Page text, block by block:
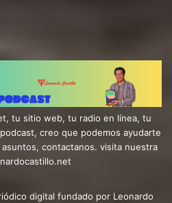
tu sitio web, tu radio en línea, tu
creo que podemos ayudarte
contactanos. visita nuestra
digital fundado por Leonardo